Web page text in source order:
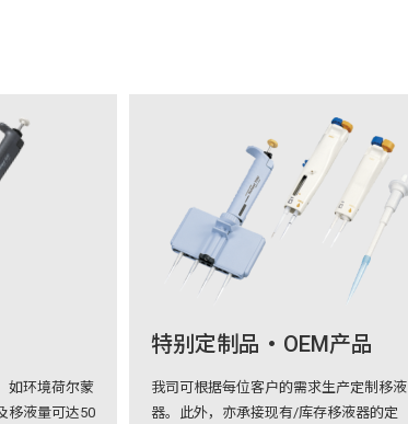
如环境荷尔蒙
移液量可达50
特别定制品・OEM产品
我司可根据每位客户的需求生产定制移液
器。此外，亦承接现有/库存移液器的定